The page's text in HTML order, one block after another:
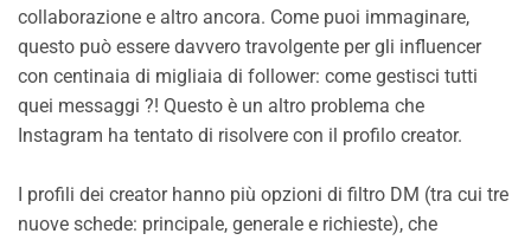
collaborazione e altro ancora. Come puoi immaginare,
questo può essere davvero travolgente per gli influencer
con centinaia di migliaia di follower: come gestisci tutti
quei messaggi ?! Questo è un altro problema che
Instagram ha tentato di risolvere con il profilo creator.
I profili dei creator hanno più opzioni di filtro DM (tra cui tre
nuove schede: principale, generale e richieste), che